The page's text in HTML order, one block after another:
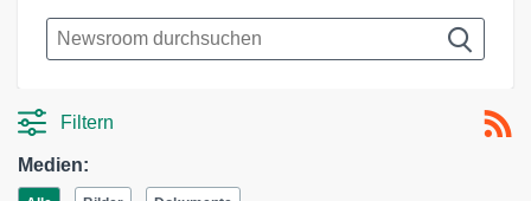
Filtern
Medien: